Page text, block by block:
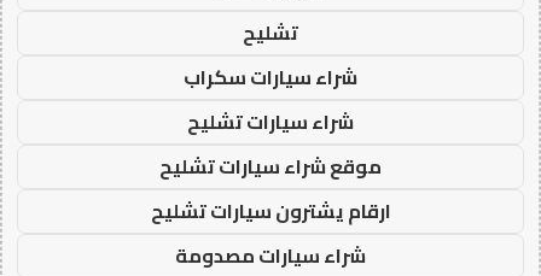
تشليح
شراء سيارات سكراب
شراء سيارات تشليح
موقع شراء سيارات تشليح
ارقام يشترون سيارات تشليح
شراء سيارات مصدومة